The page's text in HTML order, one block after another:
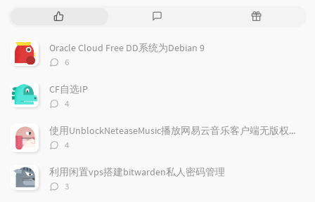
P
a
r
c
l
t
e
m
n
R
t
Oracle Cloud Free DD系统为Debian 9
评
数：
6
CF自选IP
评
数：
4
使用UnblockNeteaseMusic播放网易云音乐客户端无版权歌曲
评
数：
4
利用闲置vps搭建bitwarden私人密码管理
评
3